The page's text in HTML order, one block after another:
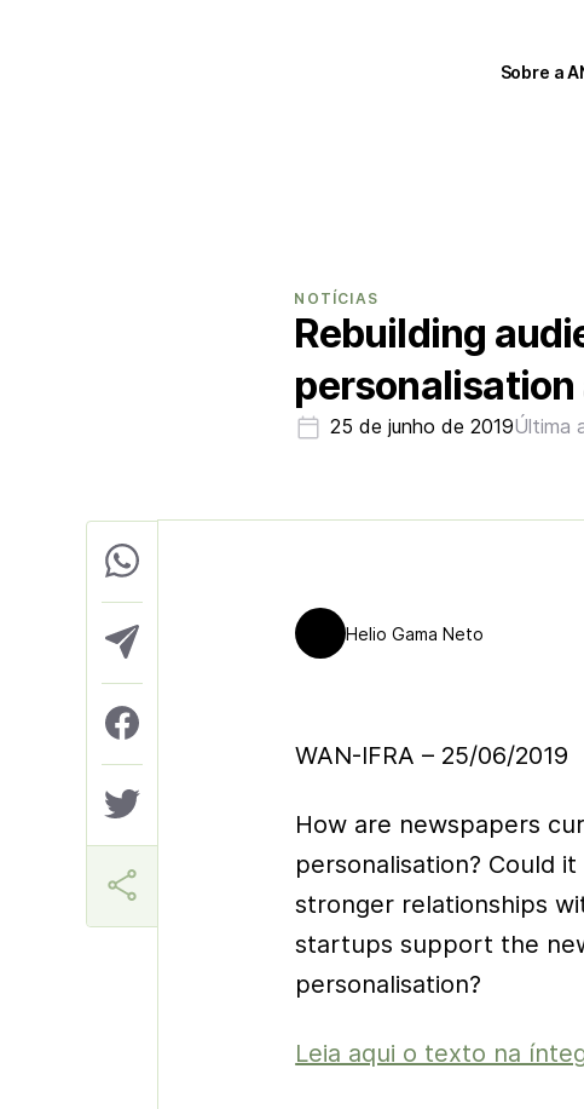
Sobre a
NOTÍCIAS
Rebuilding
personalisation
25 de junho de 2019Última
Helio Gama Neto
WAN-IFRA – 25/06/2019
How are newspapers
personalisation? Could
stronger relationships
startups support the
personalisation?
Leia aqui o texto na